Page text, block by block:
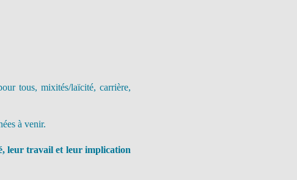
tous, mixités/laïcité, carrière,
à venir.
leur travail et leur implication